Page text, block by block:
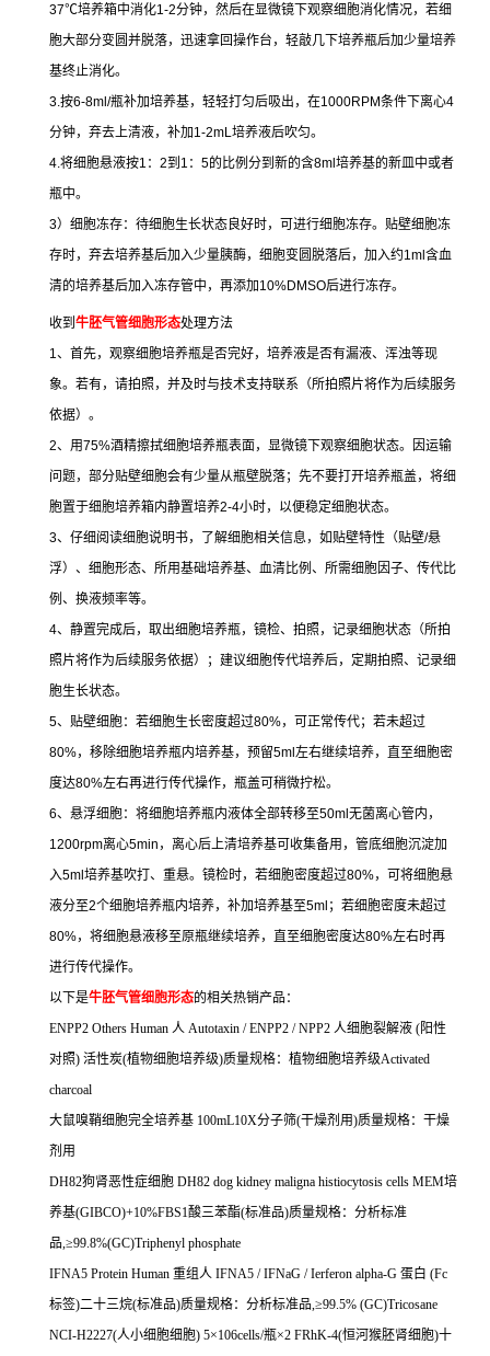
37℃培养箱中消化1-2分钟，然后在显微镜下观察细胞消化情况，若细
胞大部分变圆并脱落，迅速拿回操作台，轻敲几下培养瓶后加少量培养
基终止消化。
3. 按6-8ml/瓶补加培养基，轻轻打匀后吸出，在1000RPM条件下离心4
分钟，弃去上清液，补加1-2mL 培养液后吹匀。
4. 将细胞悬液按1 ： 2到 1 ： 5的比例分到新的含8ml培养基的新皿中或者
瓶中。
3）细胞冻存：待细胞生长状态良好时，可进行细胞冻存。贴壁细胞冻
存时，弃去培养基后加入少量胰酶，细胞变圆脱落后，加入约1ml含血
清的培养基后加入冻存管中，再添加10%DMSO后进行冻存。
收到 牛胚气管细胞形态处理方法
1 、首先，观察细胞培养瓶是否完好，培养液是否有漏液、浑浊等现
象。若有，请拍照，并及时与技术支持联系（所拍照片将作为后续服务
依据）。
2、用75%酒精擦拭细胞培养瓶表面，显微镜下观察细胞状态。因运输
问题，部分贴壁细胞会有少量从瓶壁脱落；先不要打开培养瓶盖，将细
胞置于细胞培养箱内静置培养2-4小时，以便稳定细胞状态。
3、仔细阅读细胞说明书，了解细胞相关信息，如贴壁特性（贴壁/悬
浮）、细胞形态、所用基础培养基、血清比例、所需细胞因子、传代比
例、换液频率等。
4、静置完成后，取出细胞培养瓶，镜检、拍照，记录细胞状态（所拍
照片将作为后续服务依据）；建议细胞传代培养后，定期拍照、记录细
胞生长状态。
5、贴壁细胞：若细胞生长密度超过80%，可正常传代；若未超过
80%，移除细胞培养瓶内培养基，预留5ml左右继续培养，直至细胞密
度达80%左右再进行传代操作，瓶盖可稍微拧松。
6、悬浮细胞：将细胞培养瓶内液体全部转移至50ml无菌离心管内，
1200rpm离心5min ，离心后上清培养基可收集备用，管底细胞沉淀加
入5ml培养基吹打、重悬。镜检时，若细胞密度超过80%，可将细胞悬
液分至2个细胞培养瓶内培养，补加培养基至5ml ；若细胞密度未超过
80%，将细胞悬液移至原瓶继续培养，直至细胞密度达80%左右时再
进行传代操作。
以下是牛胚气管细胞形态的相关热销产品：
ENPP2 Others Human 人 Autotaxin / ENPP2 / NPP2 人细胞裂解液 (阳性
对照) 活性炭(植物细胞培养级)质量规格：植物细胞培养级Activated
charcoal
大鼠嗅鞘细胞完全培养基 100mL10X分子筛(干燥剂用)质量规格：干燥
剂用
DH82狗肾恶性症细胞 DH82 dog kidney maligna histiocytosis cells MEM培
养基(GIBCO)+10%FBS1酸三苯酯(标准品)质量规格：分析标准
品 ≥99.8%(GC)Triphenyl phosphate
IFNA5 Protein Human 重组人 IFNA5 / IFNaG / Ierferon alpha-G 蛋白 (Fc
标签)二十三烷(标准品)质量规格：分析标准品 ≥99.5% (GC)Tricosane
NCI-H2227(人小细胞细胞) 5×106cells/瓶×2 FRhK-4(恒河猴胚肾细胞)十